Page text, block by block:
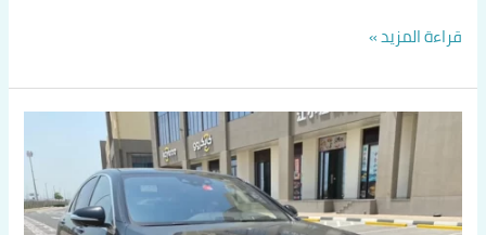
قراءة المزيد »
تكسيات
الفروانية
بنا